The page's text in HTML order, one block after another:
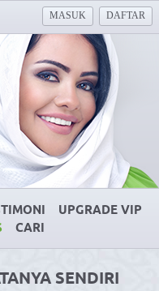
MASUK DAFTAR
UPGRADE VIP
CARI
SENDIRI